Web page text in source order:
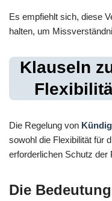
Es empfiehlt sich, diese
halten, um
Klauseln
Die Regelung von
sowohl die Flexibilität für
erforderlichen Schutz der
Die